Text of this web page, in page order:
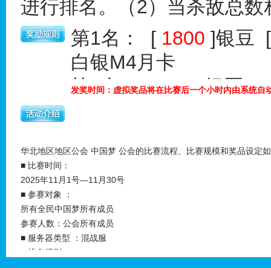
进行排名。（2）当杀敌总数
第1名： [ 1800 ]银豆
白银M4月卡
第2名： [800]银豆 [
第5名： [88 ]银豆 [1
第6名： [
第7名： [
第8名： [
第9名： [10]银豆 [1
发奖时间：虚拟奖品将在比赛后一个小时内由系统自
华北地区地区公会 中国梦 公会的比赛流程、比赛规模和奖品设定
■ 比赛时间：
2025年11月1号—11月30号
■ 参赛对象 ：
所有全民中国梦所有成员
参赛人数：公会所有成员
■ 服务器类型 ：混战服
■ 排名规则 ：